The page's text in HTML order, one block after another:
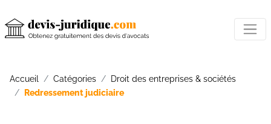
Accueil Catégories
Droit des entreprises & sociétés
Redressement judiciaire